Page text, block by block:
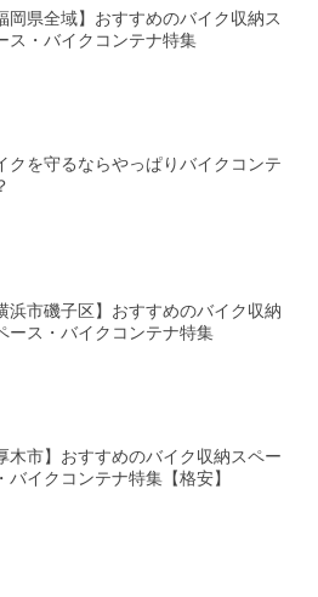
岡県全域】おすすめのバイク収納ス
ス・バイクコンテナ特集
クを守るならやっぱりバイクコンテ
浜市磯子区】おすすめのバイク収納
ース・バイクコンテナ特集
木市】おすすめのバイク収納スペー
バイクコンテナ特集【格安】